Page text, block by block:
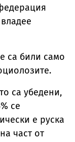
са били само
са убедени,
се
е руска
част от